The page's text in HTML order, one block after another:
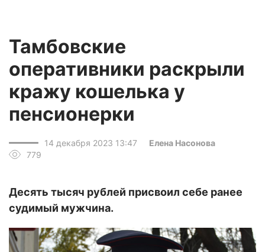
Тамбовские
оперативники раскрыли
кражу кошелька у
пенсионерки
14 декабря 2023 13:47
Елена Насонова
779
Десять тысяч рублей присвоил себе ранее
судимый мужчина.